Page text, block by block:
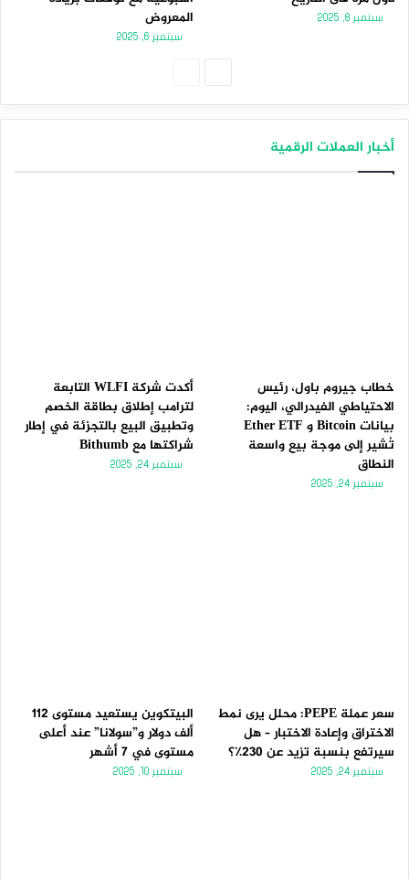
سبتمبر 8, 2025
المعروض
سبتمبر 6, 2025
أخبار العملات الرقمية
خطاب جيروم باول، رئيس
الاحتياطي الفيدرالي، اليوم:
بيانات Bitcoin و Ether ETF
تُشير إلى موجة بيع واسعة
النطاق
سبتمبر 24, 2025
أكدت شركة WLFI التابعة
لترامب إطلاق بطاقة الخصم
وتطبيق البيع بالتجزئة في إطار
شراكتها مع Bithumb
سبتمبر 24, 2025
سعر عملة PEPE: محلل يرى نمط
الاختراق وإعادة الاختبار – هل
سيرتفع بنسبة تزيد عن 230٪؟
سبتمبر 24, 2025
البيتكوين يستعيد مستوى 112
ألف دولار و”سولانا” عند أعلى
مستوى في 7 أشهر
سبتمبر 10, 2025